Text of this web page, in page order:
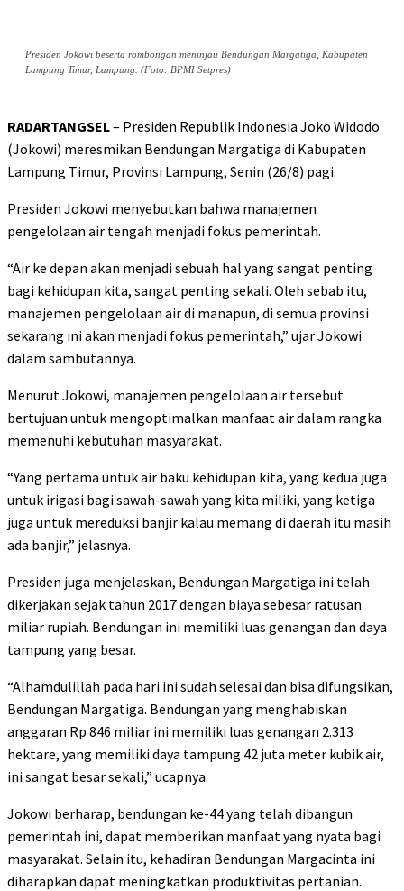
Presiden Jokowi beserta rombongan meninjau Bendungan Margatiga, Kabupaten
Lampung Timur, Lampung. (Foto: BPMI Setpres)
RADARTANGSEL– Presiden Republik Indonesia Joko Widodo
(Jokowi) meresmikan Bendungan Margatiga di Kabupaten
Lampung Timur, Provinsi Lampung, Senin (26/8) pagi.
Presiden Jokowi menyebutkan bahwa manajemen
pengelolaan air tengah menjadi fokus pemerintah.
“Air ke depan akan menjadi sebuah hal yang sangat penting
bagi kehidupan kita, sangat penting sekali. Oleh sebab itu,
manajemen pengelolaan air di manapun, di semua provinsi
sekarang ini akan menjadi fokus pemerintah,” ujar Jokowi
dalam sambutannya.
Menurut Jokowi, manajemen pengelolaan air tersebut
bertujuan untuk mengoptimalkan manfaat air dalam rangka
memenuhi kebutuhan masyarakat.
“Yang pertama untuk air baku kehidupan kita, yang kedua juga
untuk irigasi bagi sawah-sawah yang kita miliki, yang ketiga
juga untuk mereduksi banjir kalau memang di daerah itu masih
ada banjir,” jelasnya.
Presiden juga menjelaskan, Bendungan Margatiga ini telah
dikerjakan sejak tahun 2017 dengan biaya sebesar ratusan
miliar rupiah. Bendungan ini memiliki luas genangan dan daya
tampung yang besar.
“Alhamdulillah pada hari ini sudah selesai dan bisa difungsikan,
Bendungan Margatiga. Bendungan yang menghabiskan
anggaran Rp 846 miliar ini memiliki luas genangan 2.313
hektare, yang memiliki daya tampung 42 juta meter kubik air,
ini sangat besar sekali,” ucapnya.
Jokowi berharap, bendungan ke-44 yang telah dibangun
pemerintah ini, dapat memberikan manfaat yang nyata bagi
masyarakat. Selain itu, kehadiran Bendungan Margacinta ini
diharapkan dapat meningkatkan produktivitas pertanian.